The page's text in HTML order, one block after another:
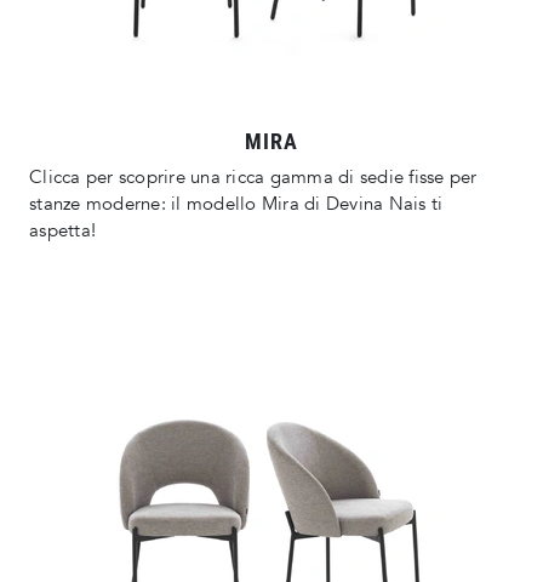
MIRA
Clicca per scoprire una ricca gamma di sedie fisse per
stanze moderne: il modello Mira di Devina Nais ti
aspetta!